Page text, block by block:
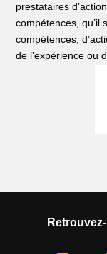
prestataires
compétences, qu’il
compétences,
de l’expérience ou